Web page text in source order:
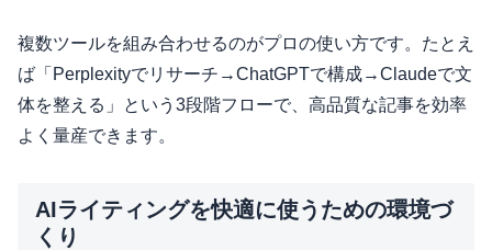
複数ツールを組み合わせるのがプロの使い方です。たとえ
ば「Perplexityでリサーチ→ChatGPTで構成→Claudeで文
体を整える」という3段階フローで、高品質な記事を効率
よく量産できます。
AIライティングを快適に使うための環境づ
くり